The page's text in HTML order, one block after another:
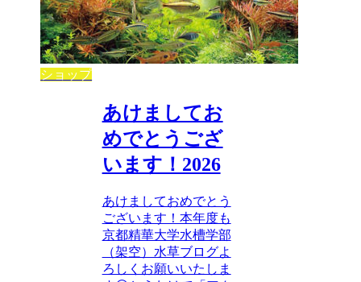
ショップ
あけましてお
めでとうござ
います！2026
あけましておめでとう
ございます！本年度も
京都精華大学水槽学部
（架空）水草ブログよ
ろしくお願いいたしま